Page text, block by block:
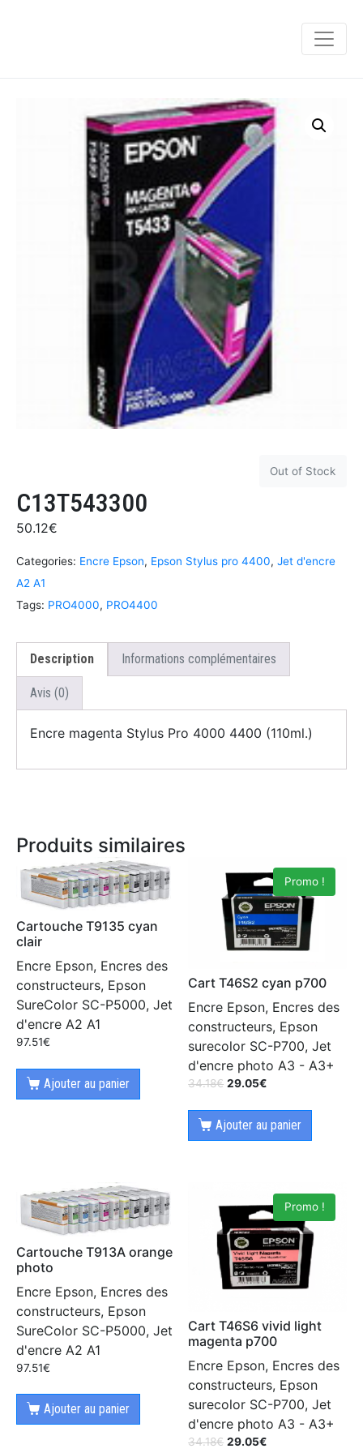
Out of Stock
C13T543300
50.12€
Categories: Encre Epson, Epson Stylus pro 4400, Jet d'encre
A2 A1
Tags: PRO4000, PRO4400
Description Informations complémentaires
Avis (0)
Encre magenta Stylus Pro 4000 4400 (110ml.)
Produits similaires
Cartouche T9135 cyan
clair
Encre Epson, Encres des
constructeurs, Epson
SureColor SC-P5000, Jet
d'encre A2 A1
97.51€
Ajouter au panier
Promo !
Cart T46S2 cyan p700
Encre Epson, Encres des
constructeurs, Epson
surecolor SC-P700, Jet
d'encre photo A3 - A3+
34.18€ 29.05€
Ajouter au panier
Cartouche T913A orange
photo
Encre Epson, Encres des
constructeurs, Epson
SureColor SC-P5000, Jet
d'encre A2 A1
97.51€
Ajouter au panier
Promo !
Cart T46S6 vivid light
magenta p700
Encre Epson, Encres des
constructeurs, Epson
surecolor SC-P700, Jet
d'encre photo A3 - A3+
34.18€ 29.05€